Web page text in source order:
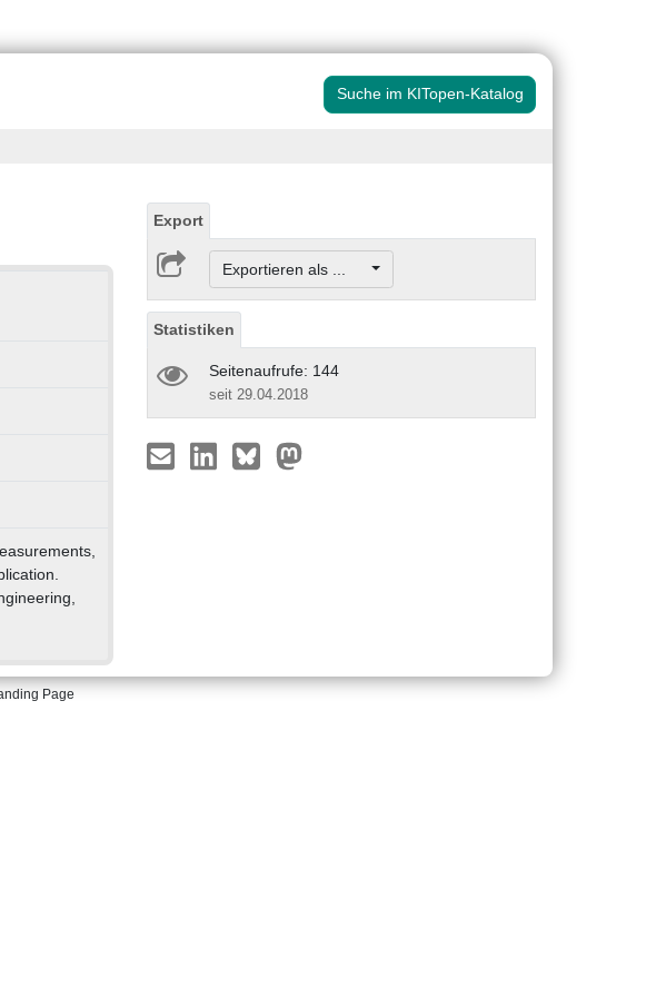
Suche im KITopen-Katalog
Export
Exportieren als ...
Statistiken
Seitenaufrufe: 144
seit 29.04.2018
Page